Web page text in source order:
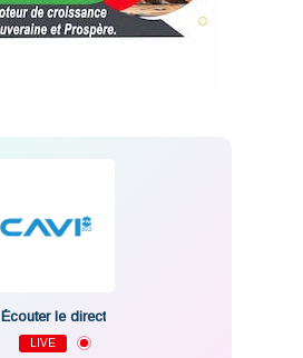
Écouter le direct
LIVE